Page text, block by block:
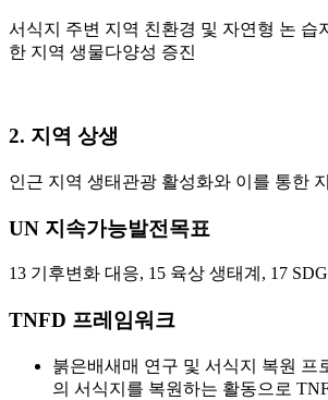
서식지 주변 지역 친환경 및 자연형 논 습
한 지역 생물다양성 증진
2. 지역 상생
인근 지역 생태관광 활성화와 이를 통한
UN 지속가능발전목표
13 기후변화 대응, 15 육상 생태계, 17
TNFD 프레임워크
붉은배새매 연구 및 서식지 복원 프
의 서식지를 복원하는 활동으로